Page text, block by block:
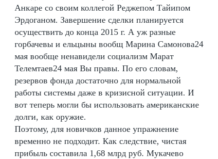
Анкаре со своим коллегой Реджепом Тайипом
Эрдоганом. Завершение сделки планируется
осуществить до конца 2015 г. А уж разные
горбачевы и ельцыны вообщ Марина Самонова24
мая вообще ненавидели социализм Марат
Телемтаев24 мая Вы правы. По его словам,
резервов фонда достаточно для нормальной
работы системы даже в кризисной ситуации. И
вот теперь могли бы использовать американские
долги, как оружие.
Поэтому, для новичков данное упражнение
временно не подходит. Как следствие, чистая
прибыль составила 1,68 млрд руб. Мукачево